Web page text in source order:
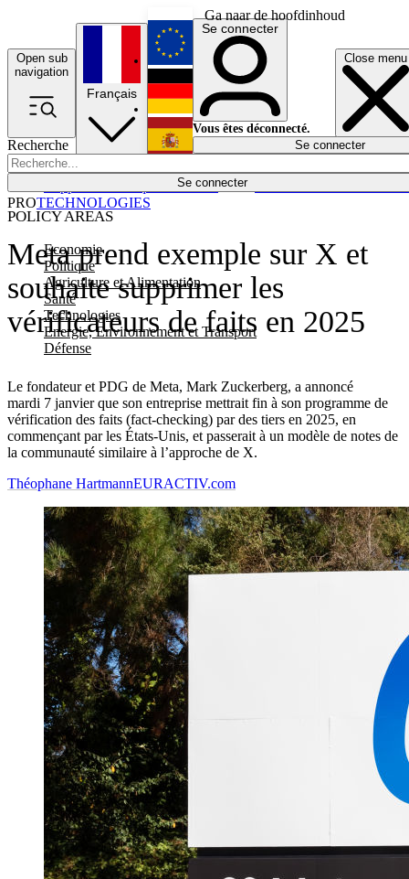
Ga naar de hoofdinhoud
Open sub
navigation
Close menu
Recherche
Se connecter
POLICY AREAS
Economie
Politique
Agriculture et Alimentation
Santé
Technologies
Energie, Environnement et Transport
Défense
Économie
Français
English
Deutsch
Español
Se connecter
Vous êtes déconnecté.
Se connecter
Meta prend exemple sur X et
souhaite supprimer les
vérificateurs de faits en 2025
Le fondateur et PDG de Meta, Mark Zuckerberg, a annoncé
mardi 7 janvier que son entreprise mettrait fin à son programme de
vérification des faits (fact-checking) par des tiers en 2025, en
commençant par les États-Unis, et passerait à un modèle de notes de
la communauté similaire à l’approche de X.
PROTECHNOLOGIES
Théophane HartmannEURACTIV.com